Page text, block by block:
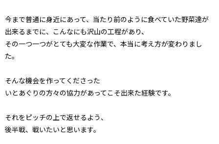
今まで普通に身近にあって、当たり前のように食べていた野菜達が
出来るまでに、こんなにも沢山の工程があり、
その一つ一つがとても大変な作業で、本当に考え方が変わりまし
た。
そんな機会を作ってくださった
いとあぐりの方々の協力があってこそ出来た経験です。
それをピッチの上で返せるよう、
後半戦、戦いたいと思います。